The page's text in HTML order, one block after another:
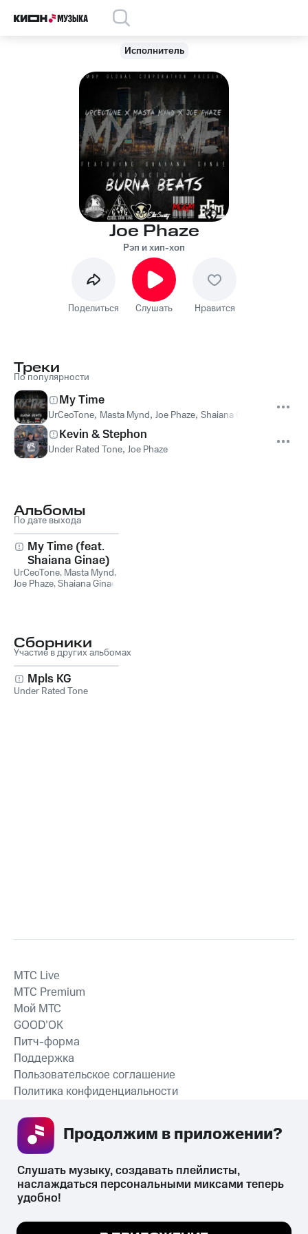
Исполнитель
Joe Phaze
Рэп и хип-хоп
Поделиться Слушать Нравится
Треки
По популярности
My Time
UrCeoTone, Masta Mynd, Joe Phaze, Shaiana Ginae
Kevin & Stephon
Under Rated Tone, Joe Phaze
Альбомы
По дате выхода
My Time (feat.
Shaiana Ginae) -
Single
UrCeoTone, Masta Mynd,
Joe Phaze,Shaiana Ginae
Сборники
Участие в других альбомах
Mpls KG
Under Rated Tone
СКАЧАТЬ ПРИЛОЖЕНИЕ
MTС Live
MTС Premium
Мой МТС
GOOD’OK
Питч-форма
Поддержка
Пользовательское соглашение
Политика конфиденциальности
психотропных веществ, их аналогов причиняет вред здоровью,
Мы используем куки, чтобы на сайте все
Слушать музыку, создавать плейлисты,
наслаждаться персональными миксами теперь
удобно!